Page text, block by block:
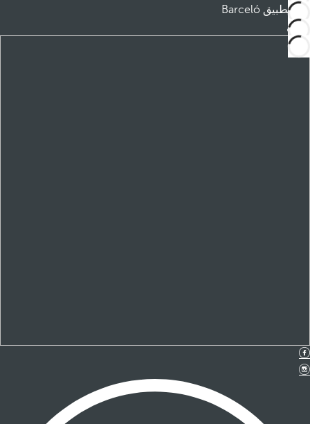
تطبيق Barceló
تنزيل